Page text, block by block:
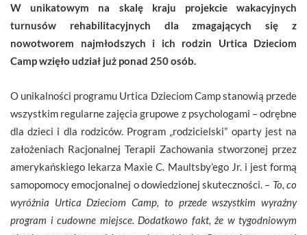
W unikatowym na skalę kraju projekcie wakacyjnych
turnusów rehabilitacyjnych dla zmagających się z
nowotworem najmłodszych i ich rodzin Urtica Dzieciom
Camp wzięło udział już ponad 250 osób.
O unikalności programu Urtica Dzieciom Camp stanowią przede
wszystkim regularne zajęcia grupowe z psychologami – odrębne
dla dzieci i dla rodziców. Program „rodzicielski” oparty jest na
założeniach Racjonalnej Terapii Zachowania stworzonej przez
amerykańskiego lekarza Maxie C. Maultsby’ego Jr. i jest formą
samopomocy emocjonalnej o dowiedzionej skuteczności. – To, co
wyróżnia Urtica Dzieciom Camp, to przede wszystkim wyraźny
program i cudowne miejsce. Dodatkowo fakt, że w tygodniowym